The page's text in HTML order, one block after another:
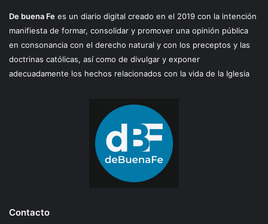
De buena Fe es un diario digital creado en el 2019 con la intención
manifiesta de formar, consolidar y promover una opinión pública
en consonancia con el derecho natural y con los preceptos y las
doctrinas católicas, así como de divulgar y exponer
adecuadamente los hechos relacionados con la vida de la Iglesia
Contacto